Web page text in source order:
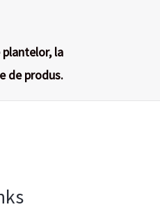
la
de produs.